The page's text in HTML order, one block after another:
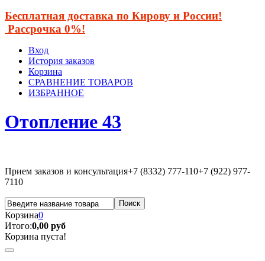
Бесплатная доставка по Кирову и России!
Рассрочка 0%!
Вход
История заказов
Корзина
СРАВНЕНИЕ ТОВАРОВ
ИЗБРАННОЕ
Отопление 43
Прием заказов и консультация+7 (8332) 777-110+7 (922) 977-
7110
Корзина0
Итого:0,00 руб
Корзина пуста!